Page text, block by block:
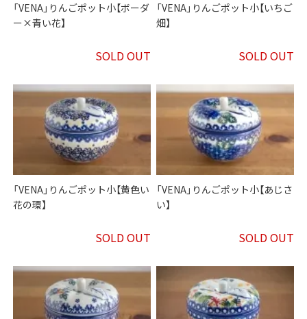
「VENA」りんごポット小【ボーダ
ー×青い花】
SOLD OUT
「VENA」りんごポット小【いちご
畑】
SOLD OUT
「VENA」りんごポット小【黄色い
花の環】
SOLD OUT
「VENA」りんごポット小【あじさ
い】
SOLD OUT